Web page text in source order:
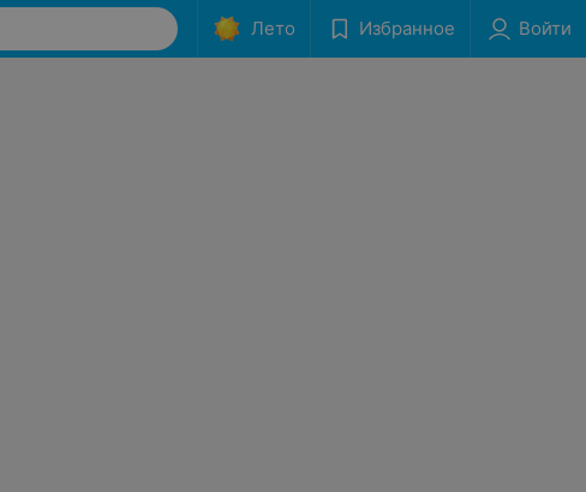
Лето Избранное Войти